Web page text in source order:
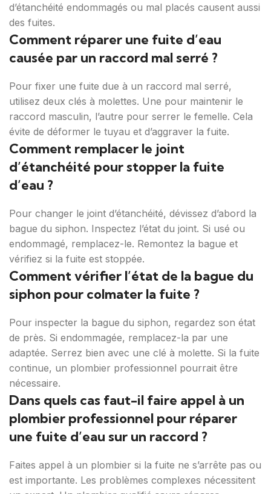
d’étanchéité endommagés ou mal placés causent aussi
des fuites.
Comment réparer une fuite d’eau
causée par un raccord mal serré ?
Pour fixer une fuite due à un raccord mal serré,
utilisez deux clés à molettes. Une pour maintenir le
raccord masculin, l’autre pour serrer le femelle. Cela
évite de déformer le tuyau et d’aggraver la fuite.
Comment remplacer le joint
d’étanchéité pour stopper la fuite
d’eau ?
Pour changer le joint d’étanchéité, dévissez d’abord la
bague du siphon. Inspectez l’état du joint. Si usé ou
endommagé, remplacez-le. Remontez la bague et
vérifiez si la fuite est stoppée.
Comment vérifier l’état de la bague du
siphon pour colmater la fuite ?
Pour inspecter la bague du siphon, regardez son état
de près. Si endommagée, remplacez-la par une
adaptée. Serrez bien avec une clé à molette. Si la fuite
continue, un plombier professionnel pourrait être
nécessaire.
Dans quels cas faut-il faire appel à un
plombier professionnel pour réparer
une fuite d’eau sur un raccord ?
Faites appel à un plombier si la fuite ne s’arrête pas ou
est importante. Les problèmes complexes nécessitent